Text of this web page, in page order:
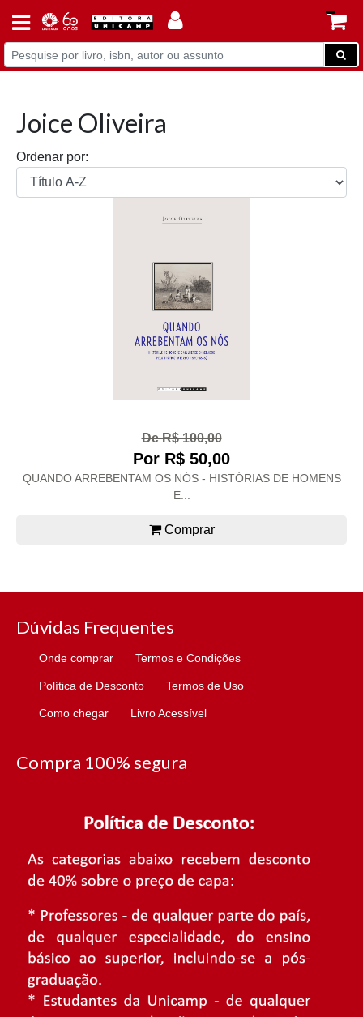
Joice Oliveira
Ordenar por:
De R$ 100,00
Por R$ 50,00
QUANDO ARREBENTAM OS NÓS - HISTÓRIAS DE HOMENS
E...
Comprar
Dúvidas Frequentes
Onde comprar Termos e Condições
Política de Desconto Termos de Uso
Como chegar Livro Acessível
Compra 100% segura